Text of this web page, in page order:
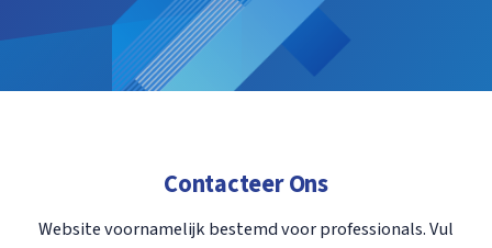
Contacteer Ons
Website voornamelijk bestemd voor professionals. Vul